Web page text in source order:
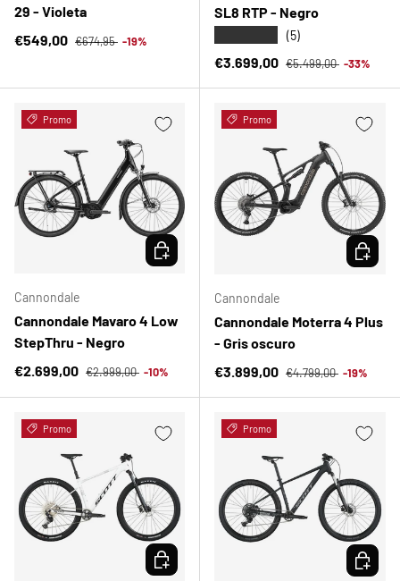
29 - Violeta
Precio de venta
€549,00 Precio normal
€674,95 -19%
SL8 RTP - Negro
(5)
Precio de venta
€3.699,00 Precio normal
€5.499,00 -33%
Promo
Cannondale
Cannondale Mavaro 4 Low
StepThru - Negro
Precio de venta
€2.699,00 Precio normal
€2.999,00 -10%
ELEGIR OPCIONES
Promo
Cannondale
Cannondale Moterra 4 Plus
- Gris oscuro
Precio de venta
€3.899,00 Precio normal
€4.799,00 -19%
ELEGIR
Promo
ELEGIR OPCIONES
Promo
ELEGIR